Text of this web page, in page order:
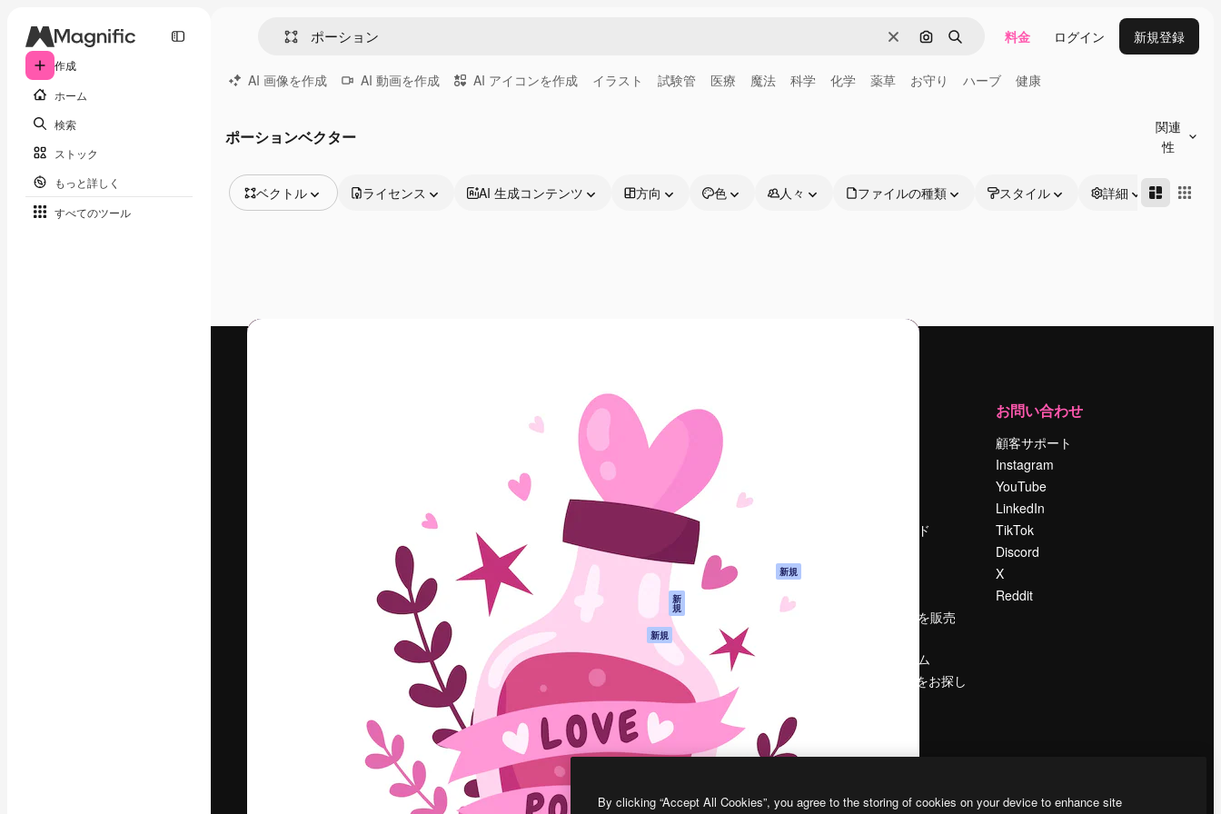
作成
ホーム
検索
ストック
もっと詳しく
すべてのツール
消去 画像で検索
検索 料金 ログイン 新規登録
AI 画像を作成 AI 動画を作成 AI アイコンを作成 イラスト 試験管 医療 魔法 科学 化学 薬草 お守り ハーブ 健康
ポーションベクター
関連
性
ベクトル
動画
ライセンス AI 生成コンテンツ 方向 色 人々 ファイルの種類 スタイル 詳細
最高のクリエイティブ制作を導くためのプラ
店、スタジオを含む100万人以上が利用して
製品
Spaces
AI アシスタント
AI 画像生成ツール
AI 動画生成ツール
ストックコンテン
ツ
Claude/ChatGPT
向けMCP
新
規
新規
API
モバイルアプリ
すべてのMagnificツ
ール
はじめに
Academy
ドキュメント
利用規約
オリジナル
新規
クッキーポリシー
トラストセンター
アフィリエイト
法人向け
検索トレンド
コンテンツを販売
プレスルーム
magnific.aiをお探し
お問い合わせ
顧客サポート
Instagram
YouTube
LinkedIn
TikTok
Discord
X
Reddit
Copyright © 2010-2026 Freepik Company S.L.U.無断複写・転載を禁じます
By clicking “Accept All Cookies”, you agree to the storing of cookies on your device to enhance site